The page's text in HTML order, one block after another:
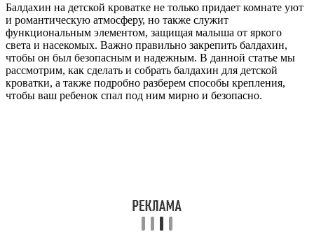
Балдахин на детской кроватке не только придает комнате уют
и романтическую атмосферу, но также служит
функциональным элементом, защищая малыша от яркого
света и насекомых. Важно правильно закрепить балдахин,
чтобы он был безопасным и надежным. В данной статье мы
рассмотрим, как сделать и собрать балдахин для детской
кроватки, а также подробно разберем способы крепления,
чтобы ваш ребенок спал под ним мирно и безопасно.